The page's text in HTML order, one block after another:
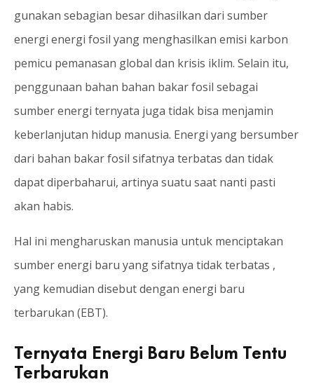
gunakan sebagian besar dihasilkan dari sumber
energi energi fosil yang menghasilkan emisi karbon
pemicu pemanasan global dan krisis iklim. Selain itu,
penggunaan bahan bahan bakar fosil sebagai
sumber energi ternyata juga tidak bisa menjamin
keberlanjutan hidup manusia. Energi yang bersumber
dari bahan bakar fosil sifatnya terbatas dan tidak
dapat diperbaharui, artinya suatu saat nanti pasti
akan habis.
Hal ini mengharuskan manusia untuk menciptakan
sumber energi baru yang sifatnya tidak terbatas ,
yang kemudian disebut dengan energi baru
terbarukan (EBT).
Ternyata Energi Baru Belum Tentu
Terbarukan